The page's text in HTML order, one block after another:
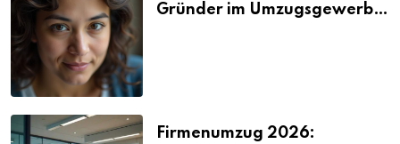
Gründer im Umzugsgewerbe
Firmenumzug 2026: